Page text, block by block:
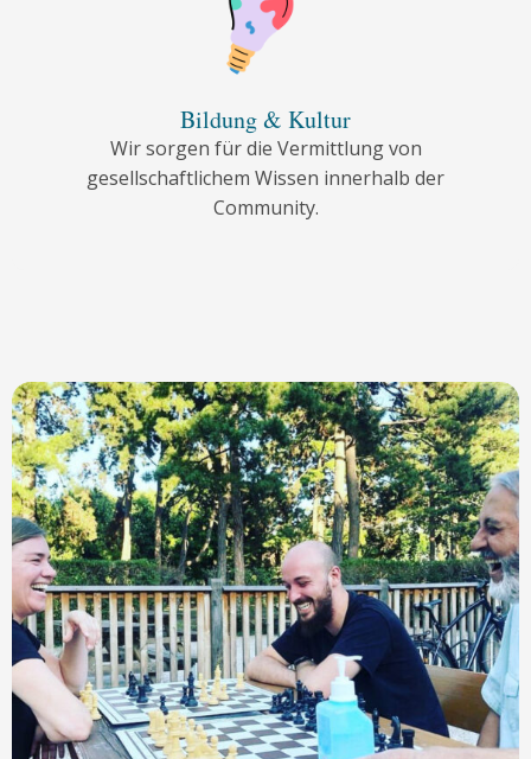
Bildung & Kultur
Wir sorgen für die Vermittlung von
gesellschaftlichem Wissen innerhalb der
Community.